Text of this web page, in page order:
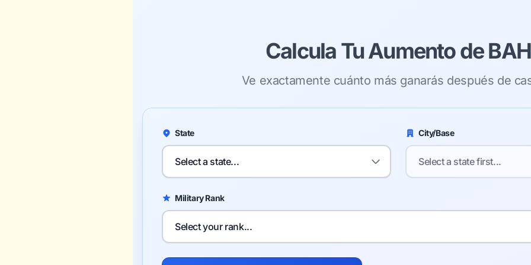
Calcula Tu Aumento de BAH
Ve exactamente cuánto más ganarás después de
State City/Base
Military Rank